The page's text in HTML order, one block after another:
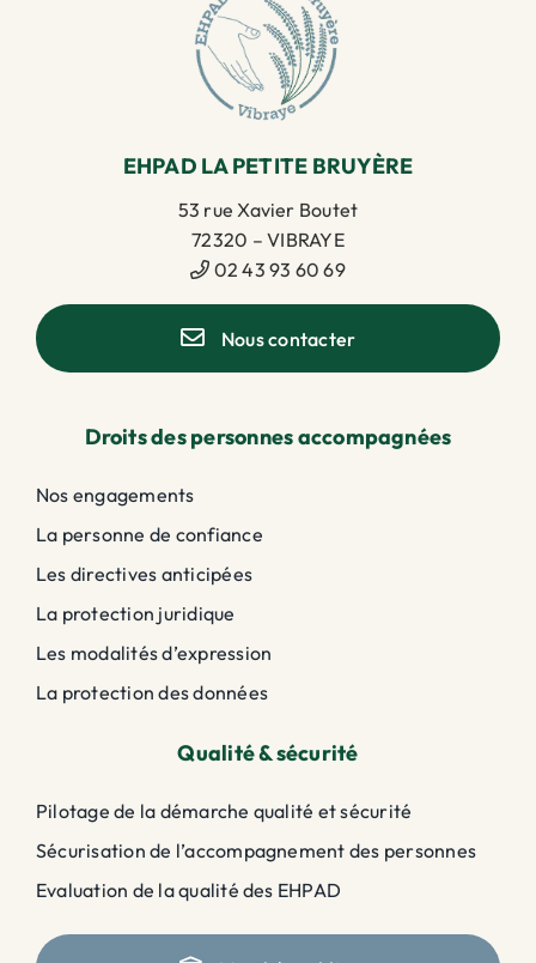
EHPAD LA PETITE BRUYÈRE
53 rue Xavier Boutet
72320 – VIBRAYE
02 43 93 60 69
Nous contacter
Droits des personnes accompagnées
Nos engagements
La personne de confiance
Les directives anticipées
La protection juridique
Les modalités d’expression
La protection des données
Qualité & sécurité
Pilotage de la démarche qualité et sécurité
Sécurisation de l’accompagnement des personnes
Evaluation de la qualité des EHPAD